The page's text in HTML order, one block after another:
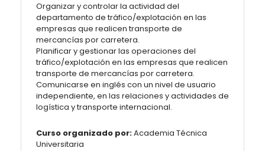
Organizar y controlar la actividad del
departamento de tráfico/explotación en las
empresas que realicen transporte de
mercancías por carretera.
Planificar y gestionar las operaciones del
tráfico/explotación en las empresas que realicen
transporte de mercancías por carretera.
Comunicarse en inglés con un nivel de usuario
independiente, en las relaciones y actividades de
logística y transporte internacional.
Curso organizado por:Academia Técnica
Universitaria